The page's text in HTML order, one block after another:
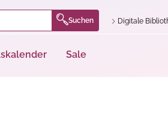
Suchen Digitale
Sale